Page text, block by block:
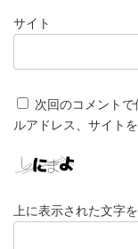
サイト
次回のコメント
ルアドレス、サイトを
上に表示された文字